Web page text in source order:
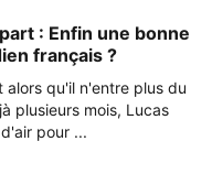
: Enfin une bonne
français ?
qu'il n'entre plus du
plusieurs mois, Lucas
pour ...